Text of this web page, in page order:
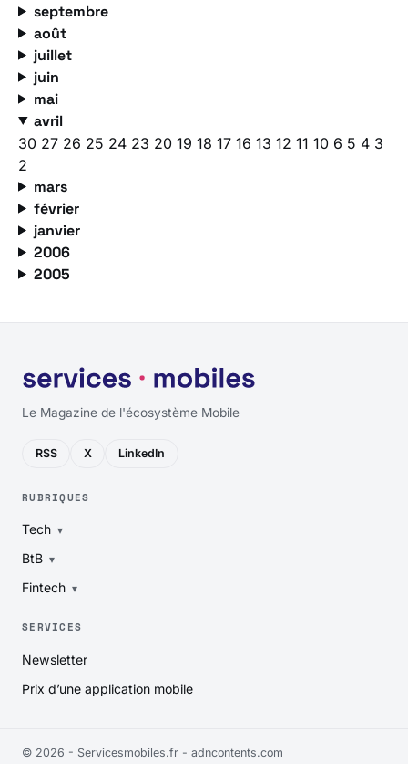
septembre
août
juillet
juin
mai
avril
30 27 26 25 24 23 20 19 18 17 16 13 12 11 10 6 5 4 3
2
mars
février
janvier
2006
2005
Le Magazine de l'écosystème Mobile
RSS X LinkedIn
RUBRIQUES
Tech
BtB
Fintech
SERVICES
Newsletter
Prix d’une application mobile
© 2026 - Servicesmobiles.fr - adncontents.com